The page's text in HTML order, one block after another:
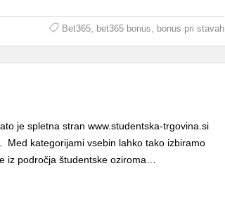
Bet365, bet365 bonus bonus pri stavah
je spletna stran www.studentska-trgovina.si
Med kategorijami vsebin lahko tako izbiramo
iz področja študentske oziroma…